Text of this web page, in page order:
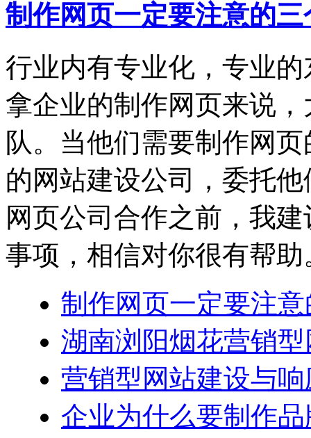
制作网页一定要注意的三
行业内有专业化，专业
拿企业的制作网页来说
队。当他们需要制作网
的网站建设公司，委托
网页公司合作之前，我
事项，相信对你很有帮助
制作网页一定要注
湖南浏阳烟花营销
营销型网站建设与
企业为什么要制作